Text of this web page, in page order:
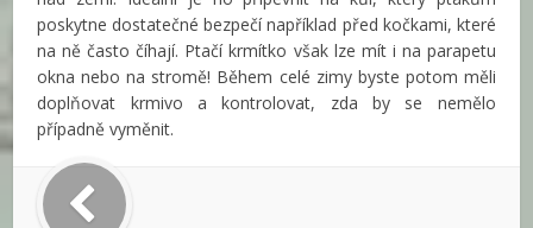
poskytne dostatečné bezpečí například před kočkami, které
na ně často číhají. Ptačí krmítko však lze mít i na parapetu
okna nebo na stromě! Během celé zimy byste potom měli
doplňovat krmivo a kontrolovat, zda by se nemělo
případně vyměnit.